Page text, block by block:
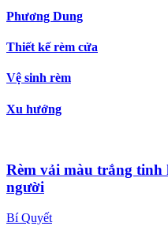
Phương Dung
Thiết kế rèm cửa
Vệ sinh rèm
Xu hướng
Rèm vải màu trắng tinh
người
Bí Quyết